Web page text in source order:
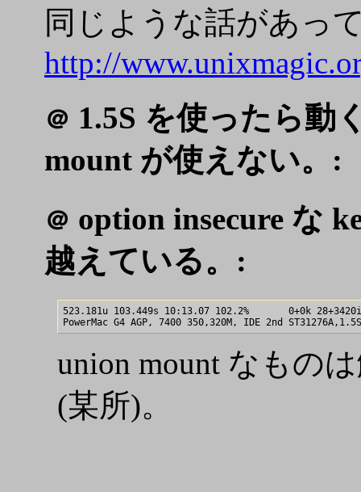
同じような話があっ
http://
＠ 1.5S を使ったら動
mount が使えない。:
＠ option insecure な
越えている。:
523.181u 103.449s 10:13.07 102.2%       0+0k
union mount なもの
(某所)。